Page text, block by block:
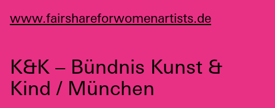
www.fairshareforwomenartists.de
K&K – Bündnis Kunst &
Kind / München